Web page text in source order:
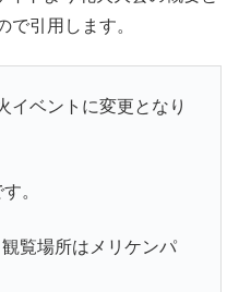
で引用します。
イベントに変更となり
。
覧場所はメリケンパ